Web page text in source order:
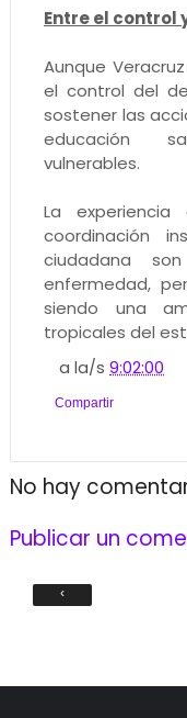
Entre el control
Aunque
el control del
sostener las
educación
vulnerables.
La
coordinación
ciudadana
enfermedad,
siendo una
tropicales del
a la/s9:02:00
Compartir
No hay
Publicar un
‹